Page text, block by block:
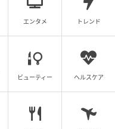
エンタメ トレンド
ビューティー ヘルスケア